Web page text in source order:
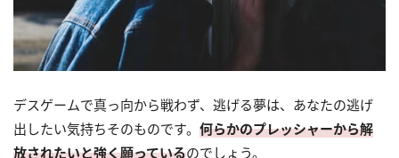
デスゲームで真っ向から戦わず、逃げる夢は、あなたの逃げ
出したい気持ちそのものです。 何らかのプレッシャーから解
放されたいと強く願っているのでしょう。